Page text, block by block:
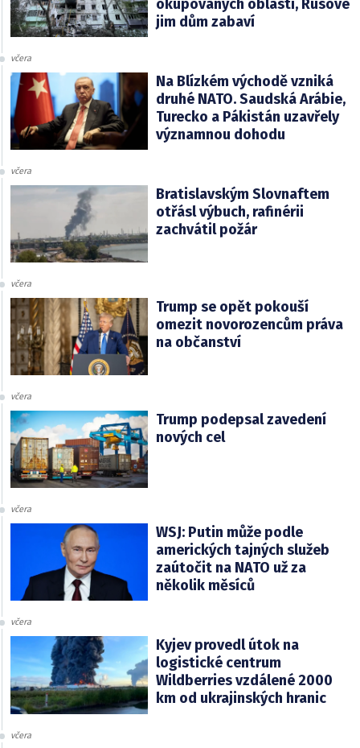
okupovaných oblastí, Rusové
jim dům zabaví
včera
Na Blízkém východě vzniká
druhé NATO. Saudská Arábie,
Turecko a Pákistán uzavřely
významnou dohodu
včera
Bratislavským Slovnaftem
otřásl výbuch, rafinérii
zachvátil požár
včera
Trump se opět pokouší
omezit novorozencům práva
na občanství
včera
Trump podepsal zavedení
nových cel
včera
WSJ: Putin může podle
amerických tajných služeb
zaútočit na NATO už za
několik měsíců
včera
Kyjev provedl útok na
logistické centrum
Wildberries vzdálené 2000
km od ukrajinských hranic
včera